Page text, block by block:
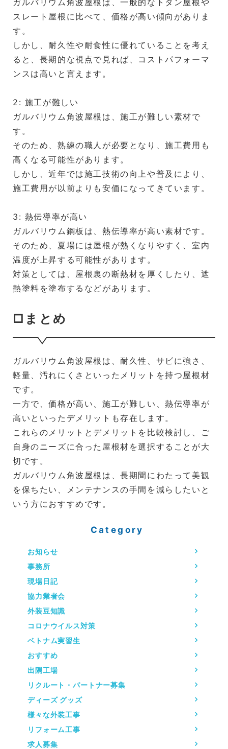
スレート屋根に比べて、価格が高い傾向がありま
す。
しかし、耐久性や耐食性に優れていることを考え
ると、長期的な視点で見れば、コストパフォーマ
ンスは高いと言えます。
2: 施工が難しい
ガルバリウム角波屋根は、施工が難しい素材で
す。
そのため、熟練の職人が必要となり、施工費用も
高くなる可能性があります。
しかし、近年では施工技術の向上や普及により、
施工費用が以前よりも安価になってきています。
3: 熱伝導率が高い
ガルバリウム鋼板は、熱伝導率が高い素材です。
そのため、夏場には屋根が熱くなりやすく、室内
温度が上昇する可能性があります。
対策としては、屋根裏の断熱材を厚くしたり、遮
熱塗料を塗布するなどがあります。
□まとめ
ガルバリウム角波屋根は、耐久性、サビに強さ、
軽量、汚れにくさといったメリットを持つ屋根材
です。
一方で、価格が高い、施工が難しい、熱伝導率が
高いといったデメリットも存在します。
これらのメリットとデメリットを比較検討し、ご
自身のニーズに合った屋根材を選択することが大
切です。
ガルバリウム角波屋根は、長期間にわたって美観
を保ちたい、メンテナンスの手間を減らしたいと
いう方におすすめです。
Category
お知らせ
事務所
現場日記
協力業者会
外装豆知識
コロナウイルス対策
ベトナム実習生
おすすめ
出隅工場
リクルート・パートナー募集
ディーズ グッズ
様々な外装工事
リフォーム工事
求人募集